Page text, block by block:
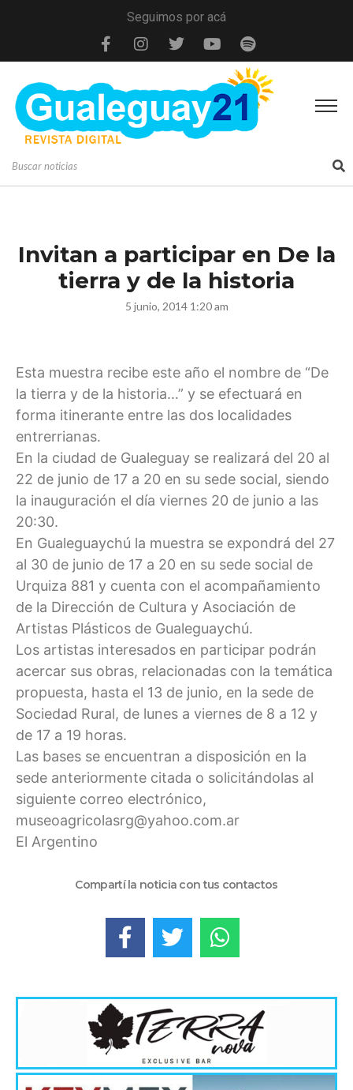
Seguimos por acá
Invitan a participar en De la
tierra y de la historia
5 junio, 2014 1:20 am
Esta muestra recibe este año el nombre de “De
la tierra y de la historia…” y se efectuará en
forma itinerante entre las dos localidades
entrerrianas.
En la ciudad de Gualeguay se realizará del 20 al
22 de junio de 17 a 20 en su sede social, siendo
la inauguración el día viernes 20 de junio a las
20:30.
En Gualeguaychú la muestra se expondrá del 27
al 30 de junio de 17 a 20 en su sede social de
Urquiza 881 y cuenta con el acompañamiento
de la Dirección de Cultura y Asociación de
Artistas Plásticos de Gualeguaychú.
Los artistas interesados en participar podrán
acercar sus obras, relacionadas con la temática
propuesta, hasta el 13 de junio, en la sede de
Sociedad Rural, de lunes a viernes de 8 a 12 y
de 17 a 19 horas.
Las bases se encuentran a disposición en la
sede anteriormente citada o solicitándolas al
siguiente correo electrónico,
museoagricolasrg@yahoo.com.ar
El Argentino
Compartí la noticia con tus contactos